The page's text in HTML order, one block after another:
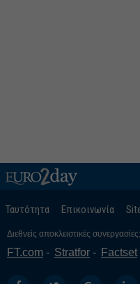
Ταυτότητα Επικοινωνία
Διεθνείς αποκλειστικές συνεργασίες:
FT.com Stratfor Factset